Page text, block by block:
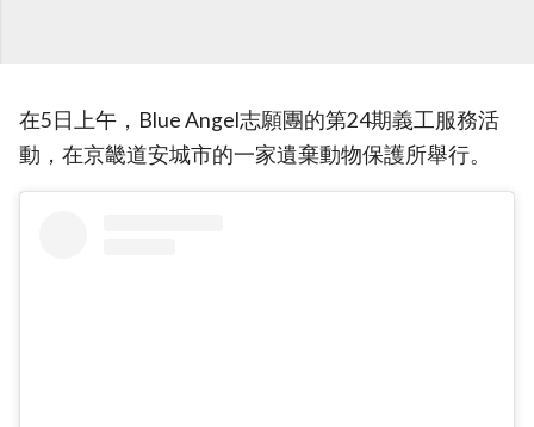
在5日上午，Blue Angel志願團的第24期義工服務活
動，在京畿道安城市的一家遺棄動物保護所舉行。